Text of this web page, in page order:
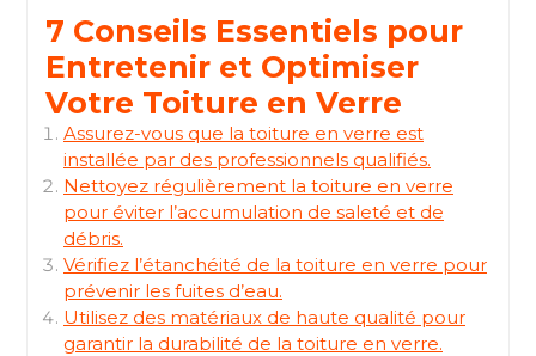
7 Conseils Essentiels pour
Entretenir et Optimiser
Votre Toiture en Verre
Assurez-vous que la toiture en verre est
installée par des professionnels qualifiés.
Nettoyez régulièrement la toiture en verre
pour éviter l’accumulation de saleté et de
débris.
Vérifiez l’étanchéité de la toiture en verre pour
prévenir les fuites d’eau.
Utilisez des matériaux de haute qualité pour
garantir la durabilité de la toiture en verre.